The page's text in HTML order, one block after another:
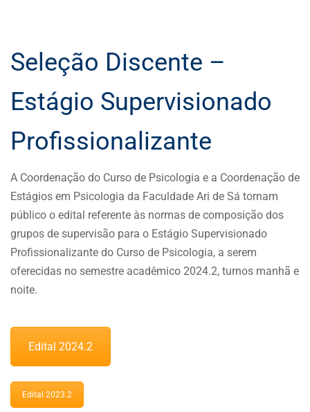
Seleção Discente –
Estágio Supervisionado
Profissionalizante
A Coordenação do Curso de Psicologia e a Coordenação de
Estágios em Psicologia da Faculdade Ari de Sá tornam
público o edital referente às normas de composição dos
grupos de supervisão para o Estágio Supervisionado
Profissionalizante do Curso de Psicologia, a serem
oferecidas no semestre acadêmico 2024.2, turnos manhã e
noite.
Edital 2024.2
Edital 2023.2